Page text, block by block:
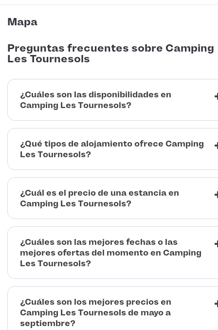
Mapa
Preguntas frecuentes sobre Camping
Les Tournesols
¿Cuáles son las disponibilidades en
Camping Les Tournesols?
¿Qué tipos de alojamiento ofrece Camping
Les Tournesols?
¿Cuál es el precio de una estancia en
Camping Les Tournesols?
¿Cuáles son las mejores fechas o las
mejores ofertas del momento en Camping
Les Tournesols?
¿Cuáles son los mejores precios en
Camping Les Tournesols de mayo a
septiembre?